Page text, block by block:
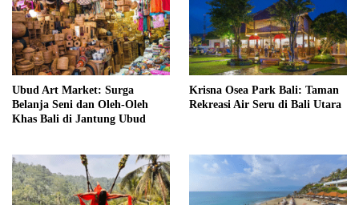
Ubud Art Market: Surga
Belanja Seni dan Oleh-Oleh
Khas Bali di Jantung Ubud
Krisna Osea Park Bali: Taman
Rekreasi Air Seru di Bali Utara